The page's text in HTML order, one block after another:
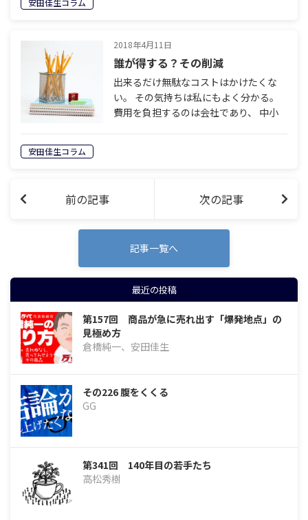
安田佳生コラム
2018年4月11日
誰が得する？その削減
出来るだけ無駄なコストはかけたくな
い。 その気持ちは私にもよく分かる。
費用を負担するのは会社であり、 中小
安田佳生コラム
前の記事 次の記事
記事一覧へ
最近の投稿
第157回 商品が急に売れ出す「爆発地点」の
見極め方
倉橋純一、安田佳生
その226 腹をくくる
GG
第341回 140年目の若手たち
高松秀樹